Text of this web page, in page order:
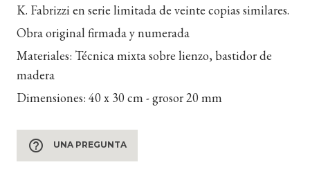
K. Fabrizzi en serie limitada de veinte copias similares.
Obra original firmada y numerada
Materiales: Técnica mixta sobre lienzo, bastidor de
madera
Dimensiones: 40 x 30 cm - grosor 20 mm
help_outline UNA PREGUNTA